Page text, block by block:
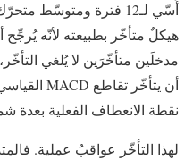
هيكلٌ متأخّر بطبيعته لأنّه يُرجِّح
مدخلَين متأخّرَين لا يُلغي
نقطة الانعطاف الفعلية بعدة
لهذا التأخّر عواقبُ عملية.